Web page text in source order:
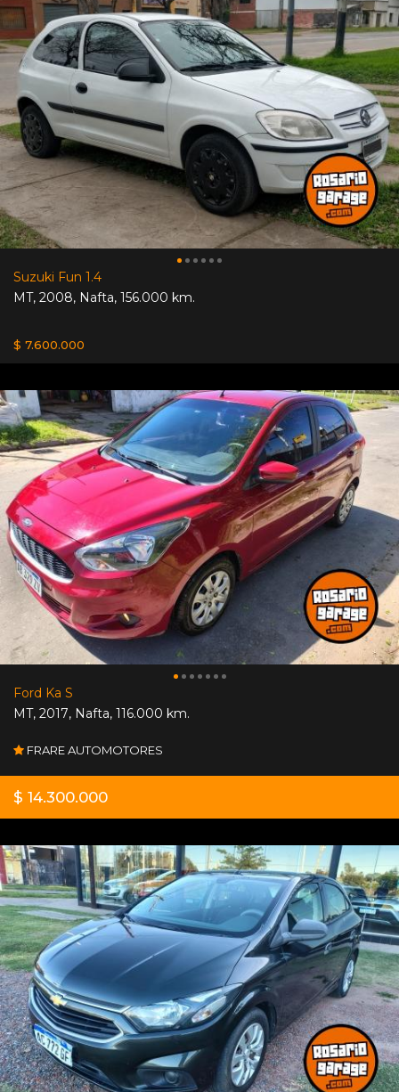
Suzuki Fun 1.4
MT, 2008, Nafta, 156.000 km.
$ 7.600.000
Ford Ka S
MT, 2017, Nafta, 116.000 km.
FRARE AUTOMOTORES
$ 14.300.000